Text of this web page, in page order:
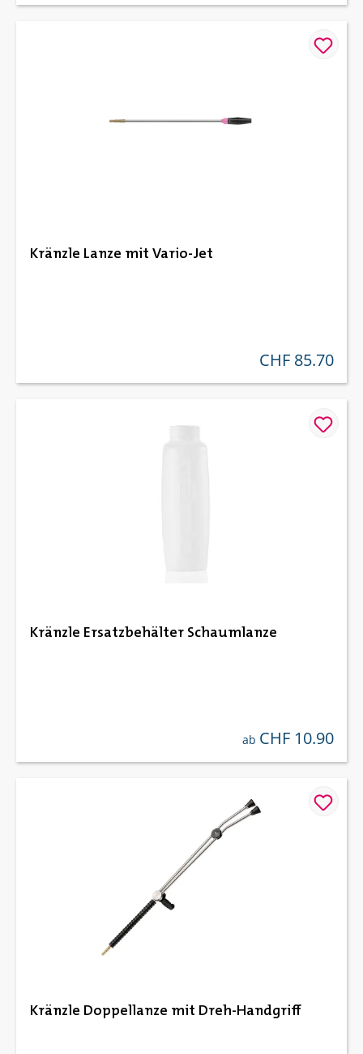
Kränzle Lanze mit Vario-Jet
regulärer preis:
CHF 85.70
Kränzle Ersatzbehälter Schaumlanze
regulärer preis:
ab CHF 10.90
Kränzle Doppellanze mit Dreh-Handgriff